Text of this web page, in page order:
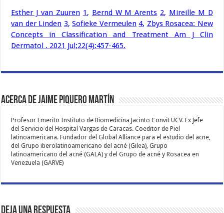
Esther J van Zuuren 1, Bernd W M Arents 2, Mireille M D
van der Linden 3,Sofieke Vermeulen 4, Zbys Rosacea: New
Concepts in Classification and TreatmentAm J Clin
Dermatol . 2021 Jul;22(4):457-465.
Acerca de Jaime Piquero Martín
Profesor Emerito Instituto de Biomedicina Jacinto Convit UCV. Ex Jefe
del Servicio del Hospital Vargas de Caracas. Coeditor de Piel
latinoamericana. Fundador del Global Alliance para el estudio del acne,
del Grupo iberolatinoamericano del acné (Gilea), Grupo
latinoamericano del acné (GALA) y del Grupo de acné y Rosacea en
Venezuela (GARVE)